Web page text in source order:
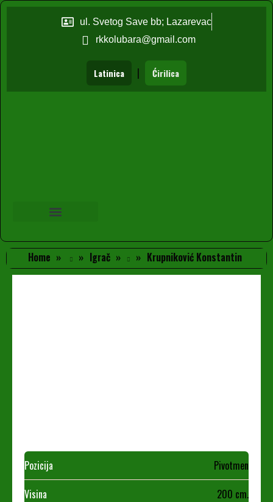
ul. Svetog Save bb; Lazarevac
rkkolubara@gmail.com
Latinica | Ćirilica
Home Igrač Krupniković Konstantin
Pozicija
Pivotmen
Visina
200 cm.